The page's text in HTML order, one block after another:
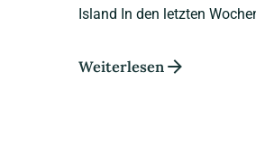
Island In den letzten
Weiterlesen